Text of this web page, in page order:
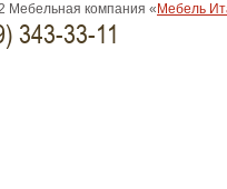
Мебельная компания « Мебель
343-33-11